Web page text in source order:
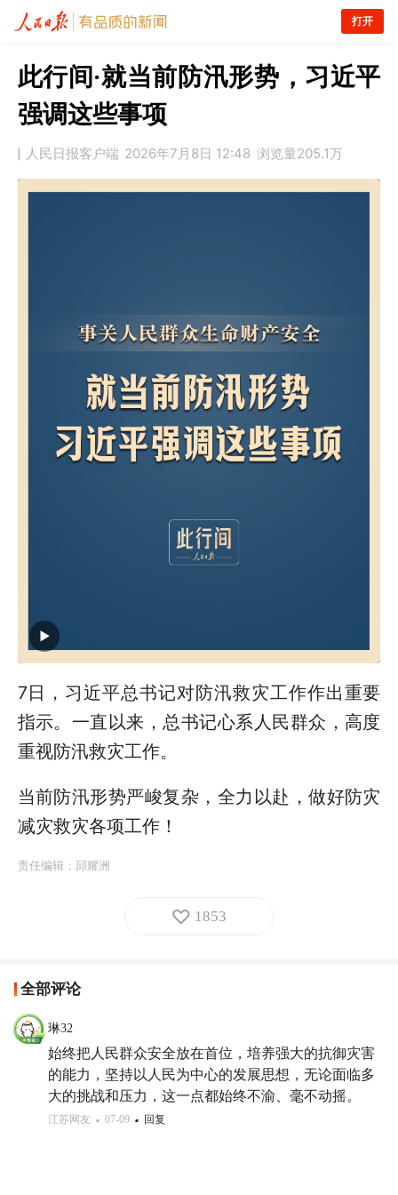
打开
此行间·就当前防汛形势，习近平
强调这些事项
人民日报客户端 2026年7月8日 12:48 浏览量205.1万
7日，习近平总书记对防汛救灾工作作出重要
指示。一直以来，总书记心系人民群众，高度
重视防汛救灾工作。
当前防汛形势严峻复杂，全力以赴，做好防灾
减灾救灾各项工作！
责任编辑： 邱耀洲
1853
全部评论
琳32
始终把人民群众安全放在首位，培养强大的抗御灾害
的能力，坚持以人民为中心的发展思想，无论面临多
大的挑战和压力，这一点都始终不渝、毫不动摇。
江苏网友 07-09 回复